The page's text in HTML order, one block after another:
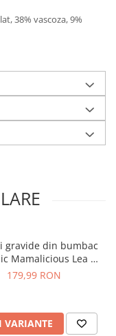
38% vascoza, 9%
gravide din bumbac
Mamalicious Lea -
set 2 bucati
179,99 RON
VARIANTE